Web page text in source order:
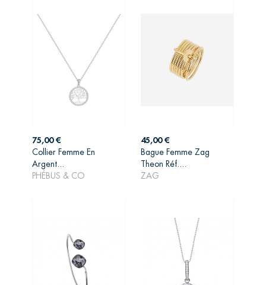
Prix
75,00 €
Collier Femme En
Argent...
PHÉBUS & CO
AJOUTER AU
Prix
45,00 €
Bague Femme Zag
Theon Réf....
ZAG
AJOUTER AU
PANIER